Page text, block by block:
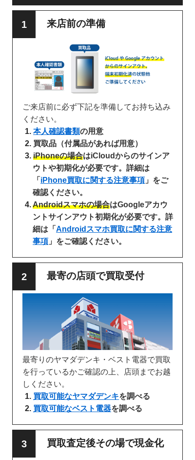
来店前の準備
ご来店前に必ず下記を準備してお持ち込み
ください。
本人確認書類の用意
買取品（付属品があれば用意）
iPhoneの場合はiCloudからのサインア
ウトや初期化が必要です。詳細は
「 iPhone買取に関する注意事項 」をご
確認ください。
Androidスマホの場合はGoogleアカウ
ントサインアウト初期化が必要です。詳
細は「 Androidスマホ買取に関する注意
事項 」をご確認ください。
最寄の店頭で買取受付
最寄りのヤマダデンキ・ベスト電器で買取
を行っているかご確認の上、店頭までお越
しください。
買取可能なヤマダデンキを調べる
買取可能なベスト電器を調べる
買取査定後その場で現金化